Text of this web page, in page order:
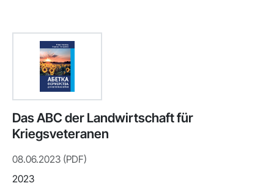
Das ABC der Landwirtschaft für
Kriegsveteranen
08.06.2023 (PDF)
2023